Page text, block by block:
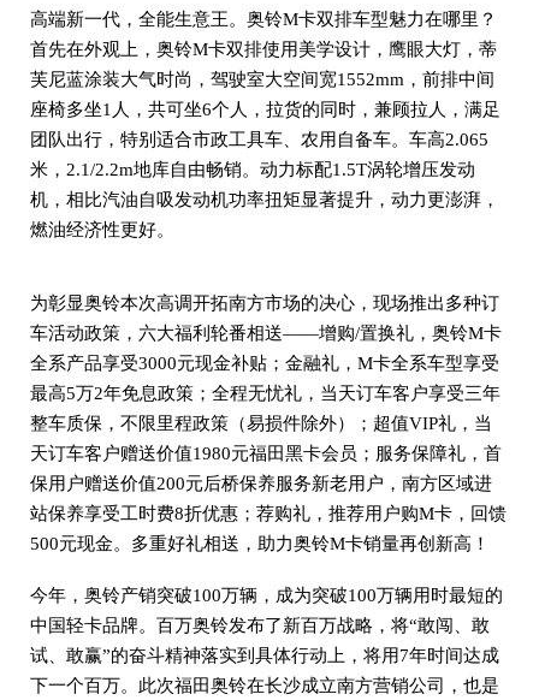
高端新一代，全能生意王。奥铃M卡双排车型魅力在哪里？
首先在外观上，奥铃M卡双排使用美学设计，鹰眼大灯，蒂
芙尼蓝涂装大气时尚，驾驶室大空间宽1552mm，前排中间
座椅多坐1人，共可坐6个人，拉货的同时，兼顾拉人，满足
团队出行，特别适合市政工具车、农用自备车。车高2.065
米，2.1/2.2m地库自由畅销。动力标配1.5T涡轮增压发动
机，相比汽油自吸发动机功率扭矩显著提升，动力更澎湃，
燃油经济性更好。
为彰显奥铃本次高调开拓南方市场的决心，现场推出多种订
车活动政策，六大福利轮番相送——增购/置换礼，奥铃M卡
全系产品享受3000元现金补贴；金融礼，M卡全系车型享受
最高5万2年免息政策；全程无忧礼，当天订车客户享受三年
整车质保，不限里程政策（易损件除外）；超值VIP礼，当
天订车客户赠送价值1980元福田黑卡会员；服务保障礼，首
保用户赠送价值200元后桥保养服务新老用户，南方区域进
站保养享受工时费8折优惠；荐购礼，推荐用户购M卡，回馈
500元现金。多重好礼相送，助力奥铃M卡销量再创新高！
今年，奥铃产销突破100万辆，成为突破100万辆用时最短的
中国轻卡品牌。百万奥铃发布了新百万战略，将“敢闯、敢
试、敢赢”的奋斗精神落实到具体行动上，将用7年时间达成
下一个百万。此次福田奥铃在长沙成立南方营销公司，也是